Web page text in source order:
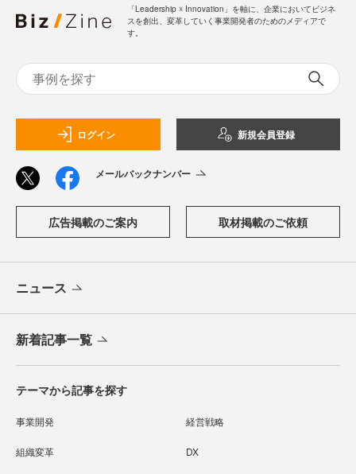
「Leadership ☓ Innovation」を軸に、企業においてビジネ
スを創出、変革していく事業開発者のためのメディアで
す。
ログイン 新規会員登録
メールバックナンバー
広告掲載のご案内 取材掲載のご依頼
ニュース
新着記事一覧
テーマから記事を探す
事業開発 経営戦略
組織変革 DX